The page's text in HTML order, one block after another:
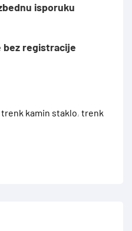
isporuku
bez registracije
trenk kamin staklo, trenk